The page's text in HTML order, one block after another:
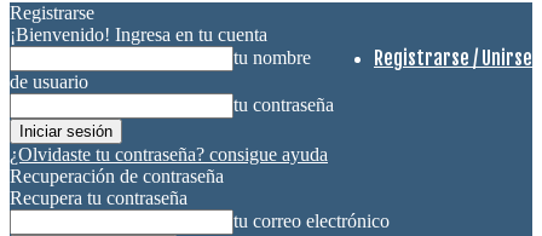
Registrarse / Unirse
Registrarse
¡Bienvenido! Ingresa en tu cuenta
tu nombre
de usuario
tu contraseña
¿Olvidaste tu contraseña? consigue ayuda
Recuperación de contraseña
Recupera tu contraseña
tu correo electrónico